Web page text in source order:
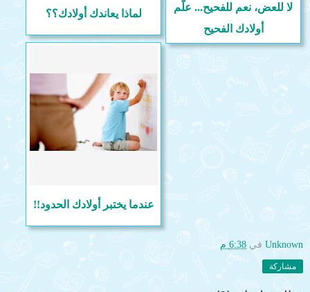
لا للعض، نعم للفحيح... علّم
أولادك الفحيح
لماذا يعاندك أولادك؟؟
عندما يختبر أولادك الحدود!!
Unknown في 6:38 م
مشاركة